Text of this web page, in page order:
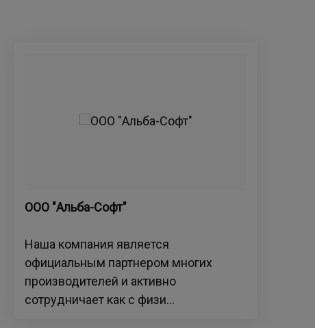
ООО "Альба-Софт"
Наша компания является
официальным партнером многих
производителей и активно
сотрудничает как с физи...